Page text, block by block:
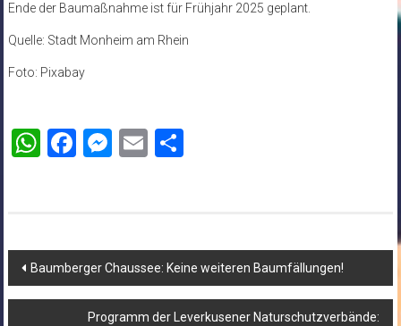
Ende der Baumaßnahme ist für Frühjahr 2025 geplant.
Quelle: Stadt Monheim am Rhein
Foto: Pixabay
WhatsApp
Facebook
Messenger
EmailTeilen
Beitragsnavigation
Baumberger Chaussee: Keine weiteren Baumfällungen!
Programm der Leverkusener Naturschutzverbände: